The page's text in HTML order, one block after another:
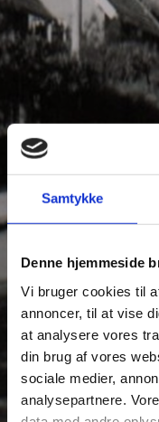
Samtykke
Denne hjemmeside
Vi bruger cookies til
annoncer, til at vise
at analysere vores
din brug af vores
sociale medier,
analysepartnere.